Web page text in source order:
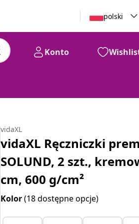
polski
Konto
vidaXL
vidaXL Ręczniczki
SOLUND, 2 szt.,
cm, 600 g/cm²
Kolor(18 dostępne opcje)